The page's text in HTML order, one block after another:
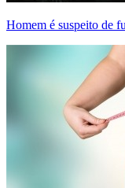
Homem é suspeito de